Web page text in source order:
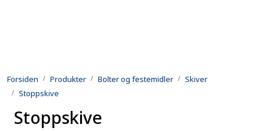
Forsiden Produkter Bolter og festemidler
Skiver
Stoppskive
Stoppskive
Utleie
Kontroll og reparasjon